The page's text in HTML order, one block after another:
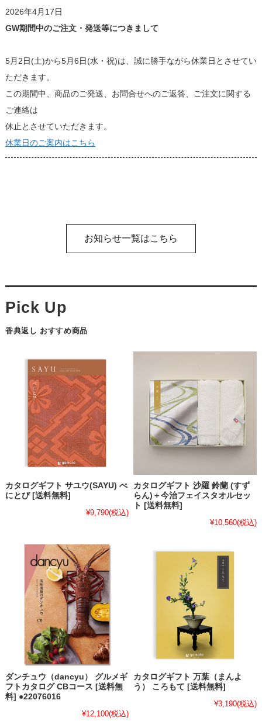
2026年4月17日
GW期間中のご注文・発送等につきまして
5月2日(土)から5月6日(水・祝)は、誠に勝手ながら休業日とさせてい
ただきます。
この期間中、商品のご発送、お問合せへのご返答、ご注文に関する
ご連絡は
休止とさせていただきます。
休業日のご案内はこちら
お知らせ一覧はこちら
香典返し おすすめ商品
カタログギフト サユウ(SAYU) べ
にとび [送料無料]
¥9,790(税込)
カタログギフト 沙羅 鈴蘭 (すず
らん)＋今治フェイスタオルセッ
ト [送料無料]
¥10,560(税込)
ダンチュウ（dancyu） グルメギ
フトカタログ CBコース [送料無
料] ●22076016
¥12,100(税込)
カタログギフト 万葉（まんよ
う） ころもて [送料無料]
¥3,190(税込)